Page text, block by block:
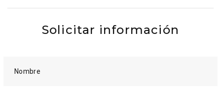
Solicitar información
Nombre